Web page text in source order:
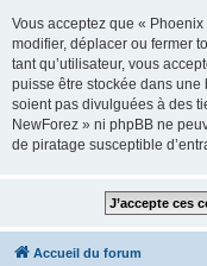
Vous acceptez que «
modifier, déplacer ou fermer
tant qu’utilisateur, vous
puisse être stockée dans
soient pas divulguées à des
NewForez » ni phpBB ne
de piratage susceptible
Accueil du forum